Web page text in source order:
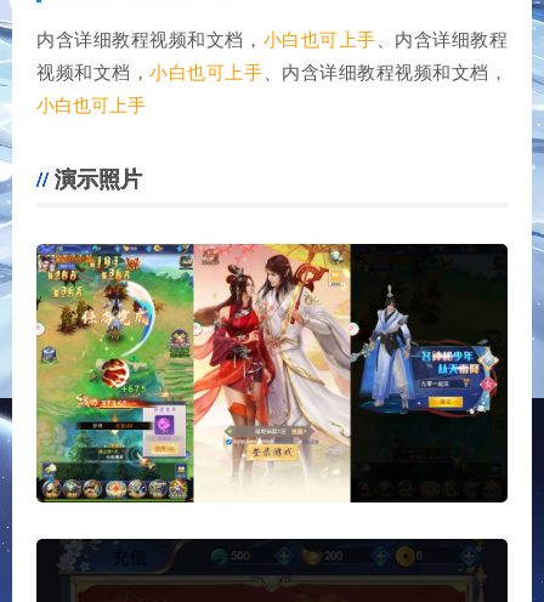
内含详细教程视频和文档， 小白也可上手 、内含详细教程
视频和文档，小白也可上手 、内含详细教程视频和文档，
小白也可上手
演示照片